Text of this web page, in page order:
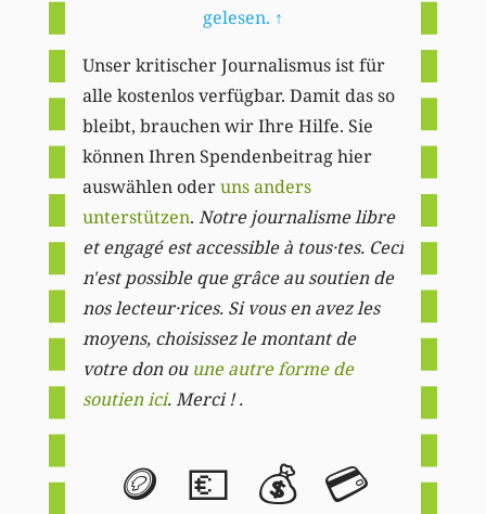
gelesen. ↑
Unser kritischer Journalismus ist für
alle kostenlos verfügbar. Damit das so
bleibt, brauchen wir Ihre Hilfe. Sie
können Ihren Spendenbeitrag hier
auswählen oderuns anders
unterstützen. Notre journalisme libre
et engagé est accessible à tous·tes. Ceci
n'est possible que grâce au soutien de
nos lecteur·rices. Si vous en avez les
moyens, choisissez le montant de
votre don ou une autre forme de
soutien ici. Merci ! .
🪙 💶 💰 💳